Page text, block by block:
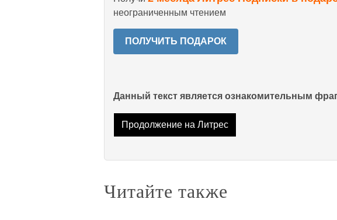
неограниченным чтением
ПОЛУЧИТЬ ПОДАРОК
Данный текст является ознакомительным
Продолжение на Литрес
Читайте также